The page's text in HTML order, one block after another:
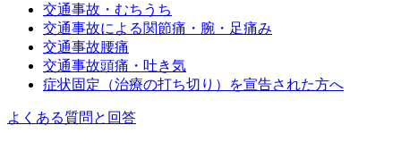
交通事故・むちうち
交通事故による関節痛・腕・足痛み
交通事故腰痛
交通事故頭痛・吐き気
症状固定（治療の打ち切り）を宣告された方へ
よくある質問と回答